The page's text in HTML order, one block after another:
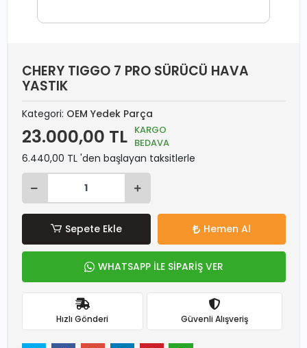
CHERY TIGGO 7 PRO SÜRÜCÜ HAVA
YASTIK
Kategori: OEM Yedek Parça
23.000,00 TL KARGO
BEDAVA
6.440,00 TL 'den başlayan taksitlerle
Sepete Ekle Hemen Al
WHATSAPP İLE SİPARİŞ VER
Hızlı Gönderi Güvenli Alışveriş